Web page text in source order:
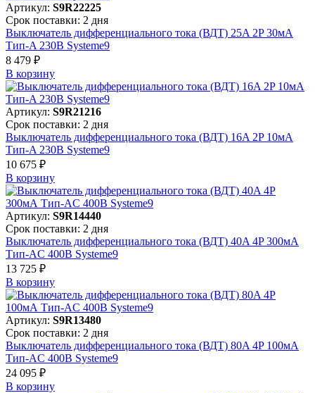
Артикул: S9R22225
Срок поставки: 2 дня
Выключатель дифференциального тока (ВДТ) 25A 2P 30мА
Тип-A 230В Systeme9
8 479 ₽
В корзинy
Артикул: S9R21216
Срок поставки: 2 дня
Выключатель дифференциального тока (ВДТ) 16A 2P 10мА
Тип-A 230В Systeme9
10 675 ₽
В корзинy
Артикул: S9R14440
Срок поставки: 2 дня
Выключатель дифференциального тока (ВДТ) 40A 4P 300мА
Тип-AC 400В Systeme9
13 725 ₽
В корзинy
Артикул: S9R13480
Срок поставки: 2 дня
Выключатель дифференциального тока (ВДТ) 80A 4P 100мА
Тип-AC 400В Systeme9
24 095 ₽
В корзинy